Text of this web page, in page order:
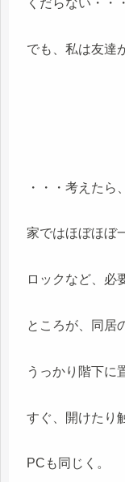
くだらない・・
でも、私は友達
・・・考えたら
家ではほぼほぼ
ロックなど、必
ところが、同居
うっかり階下に
すぐ、開けたり
PCも同じく。